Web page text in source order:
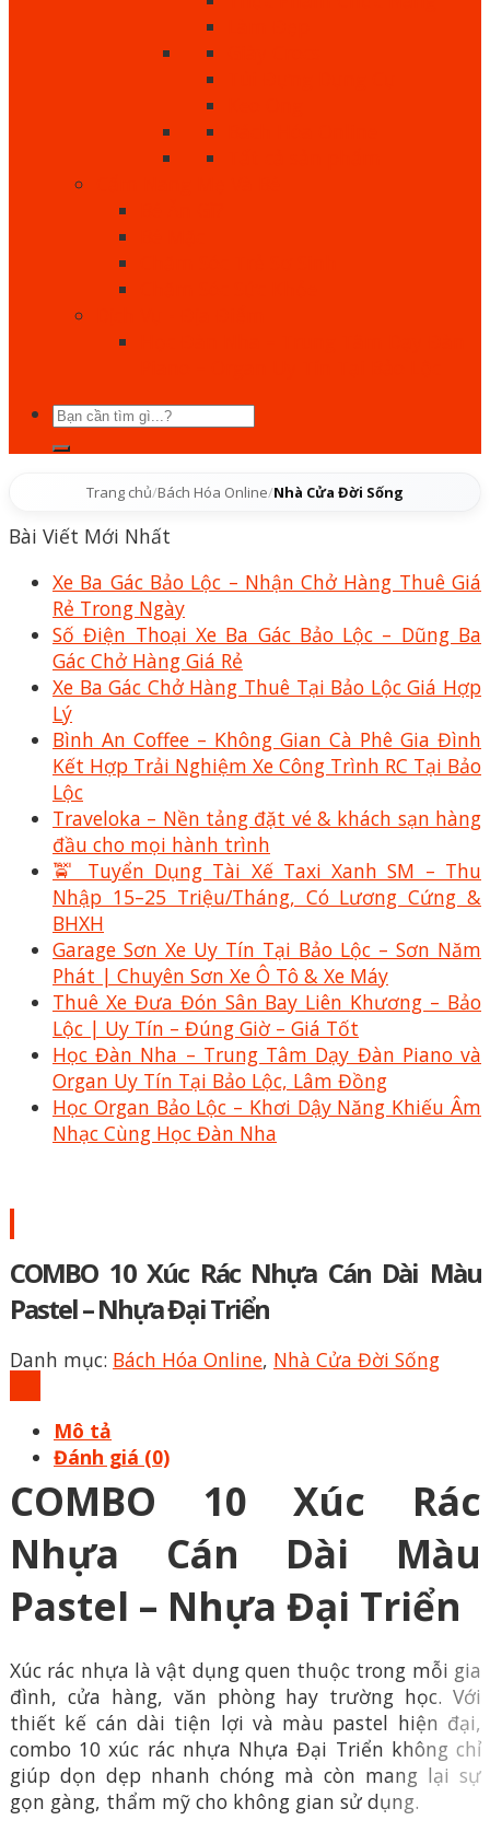
Tìm
Trang chủ/Bách Hóa Online/Nhà Cửa Đời Sống
Bài Viết Mới Nhất
Xe Ba Gác Bảo Lộc – Nhận Chở Hàng Thuê Giá
Rẻ Trong Ngày
Số Điện Thoại Xe Ba Gác Bảo Lộc – Dũng Ba
Gác Chở Hàng Giá Rẻ
Xe Ba Gác Chở Hàng Thuê Tại Bảo Lộc Giá Hợp
Lý
Bình An Coffee – Không Gian Cà Phê Gia Đình
Kết Hợp Trải Nghiệm Xe Công Trình RC Tại Bảo
Lộc
Traveloka – Nền tảng đặt vé & khách sạn hàng
đầu cho mọi hành trình
🚖 Tuyển Dụng Tài Xế Taxi Xanh SM – Thu
Nhập 15–25 Triệu/Tháng, Có Lương Cứng &
BHXH
Garage Sơn Xe Uy Tín Tại Bảo Lộc – Sơn Năm
Phát | Chuyên Sơn Xe Ô Tô & Xe Máy
Thuê Xe Đưa Đón Sân Bay Liên Khương – Bảo
Lộc | Uy Tín – Đúng Giờ – Giá Tốt
Học Đàn Nha – Trung Tâm Dạy Đàn Piano và
Organ Uy Tín Tại Bảo Lộc, Lâm Đồng
Học Organ Bảo Lộc – Khơi Dậy Năng Khiếu Âm
Nhạc Cùng Học Đàn Nha
COMBO 10 Xúc Rác Nhựa Cán Dài Màu
Pastel – Nhựa Đại Triển
Danh mục: Bách Hóa Online, Nhà Cửa Đời Sống
Mô tả
Đánh giá (0)
COMBO 10 Xúc Rác
Nhựa Cán Dài Màu
Pastel – Nhựa Đại Triển
Xúc rác nhựa là vật dụng quen thuộc trong mỗi gia
đình, cửa hàng, văn phòng hay trường học. Với
thiết kế cán dài tiện lợi và màu pastel hiện đại,
combo 10 xúc rác nhựa Nhựa Đại Triển không chỉ
giúp dọn dẹp nhanh chóng mà còn mang lại sự
gọn gàng, thẩm mỹ cho không gian sử dụng.